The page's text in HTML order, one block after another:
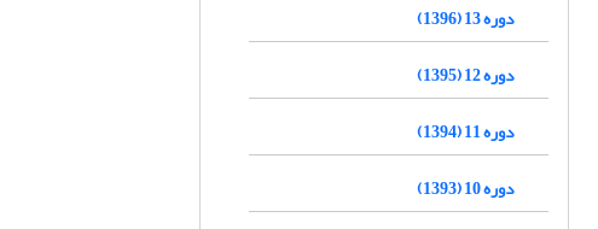
دوره 13 (1396)
دوره 12 (1395)
دوره 11 (1394)
دوره 10 (1393)